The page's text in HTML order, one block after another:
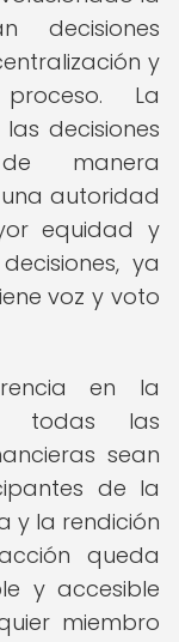
y
La
decisiones
manera
autoridad
equidad y
ya
voz y voto
en la
todas las
sean
de la
y la rendición
queda
y accesible
miembro